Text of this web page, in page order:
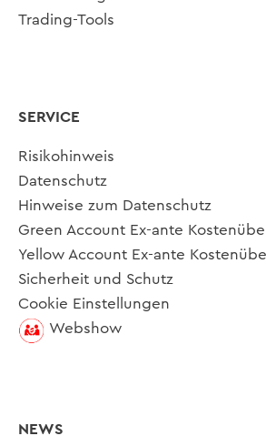
Trading-Tools
SERVICE
Risikohinweis
Datenschutz
Hinweise zum Datenschutz
Green Account Ex-ante
Yellow Account Ex-ante
Sicherheit und Schutz
Cookie Einstellungen
Webshow
NEWS